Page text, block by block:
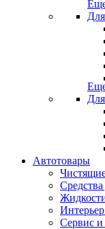
Автотовары
Сервис и